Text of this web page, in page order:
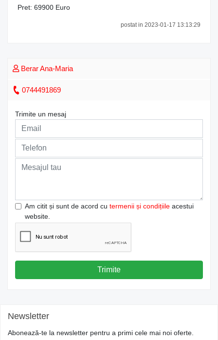
Pret: 69900 Euro
postat in 2023-01-17 13:13:29
Berar Ana-Maria
0744491869
Trimite un mesaj
Am citit și sunt de acord cu termenii și condițiile acestui
website.
Trimite
Newsletter
Abonează-te la newsletter pentru a primi cele mai noi oferte.